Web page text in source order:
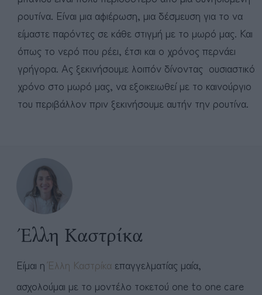
ρουτίνα. Είναι μια αφιέρωση, μια δέσμευση για το να
είμαστε παρόντες σε κάθε στιγμή με το μωρό μας. Και
όπως το νερό που ρέει, έτσι και ο χρόνος περνάει
γρήγορα. Ας ξεκινήσουμε λοιπόν δίνοντας ουσιαστικό
χρόνο στο μωρό μας, να εξοικειωθεί με το καινούργιο
του περιβάλλον πριν ξεκινήσουμε αυτήν την ρουτίνα.
Έλλη Καστρίκα
Είμαι ηΈλλη Καστρίκα επαγγελματίας μαία,
ασχολούμαι με το μοντέλο τοκετού one to one care